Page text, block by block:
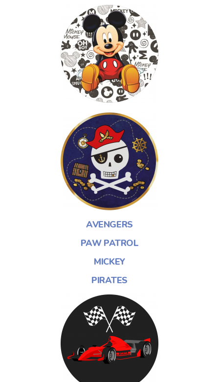
AVENGERS
PAW PATROL
MICKEY
PIRATES